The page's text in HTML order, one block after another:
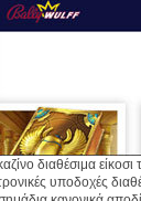
διαθέσιμα είκοσι
υποδοχές